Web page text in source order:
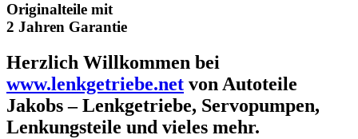
Originalteile mit
2 Jahren Garantie
Herzlich Willkommen bei
www.lenkgetriebe.net von Autoteile
Jakobs – Lenkgetriebe, Servopumpen,
Lenkungsteile und vieles mehr.